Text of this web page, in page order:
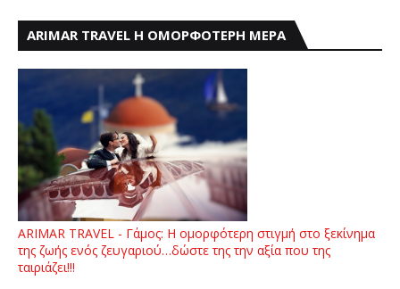
ARIMAR TRAVEL Η ΟΜΟΡΦΟΤΕΡΗ ΜΕΡΑ
ARIMAR TRAVEL - Γάμος: Η ομορφότερη στιγμή στο ξεκίνημα
της ζωής ενός ζευγαριού…δώστε της την αξία που της
ταιριάζει!!!